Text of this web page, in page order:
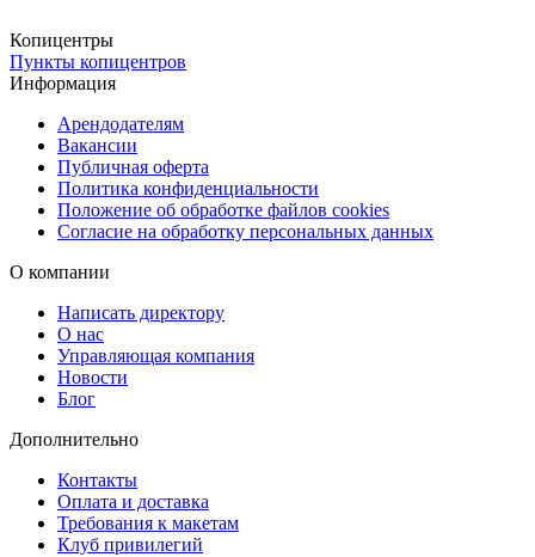
Для срочных заказов предусмотрена курьерская доставка в день
оформления заказа, что позволяет оперативно получить фото для
визы в Израиль.
Копицентры
Пункты копицентров
Информация
Арендодателям
Вакансии
Публичная оферта
Политика конфиденциальности
Положение об обработке файлов cookies
Согласие на обработку персональных данных
О компании
Написать директору
О нас
Управляющая компания
Новости
Блог
Дополнительно
Контакты
Оплата и доставка
Требования к макетам
Клуб привилегий